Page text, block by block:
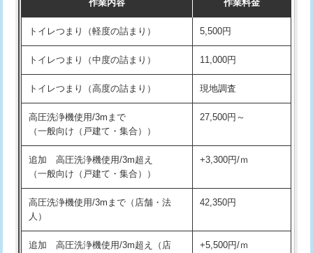
作業内容 作業料金
トイレつまり（軽度の詰まり） 5,500円
トイレつまり（中度の詰まり） 11,000円
トイレつまり（高度の詰まり） 現地調査
高圧洗浄機使用/3mまで
（一般向け（戸建て・集合））
27,500円～
追加 高圧洗浄機使用/3m超え
（一般向け（戸建て・集合））
+3,300円/ｍ
高圧洗浄機使用/3mまで（店舗・法
人）
42,350円
追加 高圧洗浄機使用/3m超え（店
+5,500円/ｍ